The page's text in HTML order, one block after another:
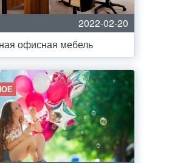
2022-02-20
офисная мебель